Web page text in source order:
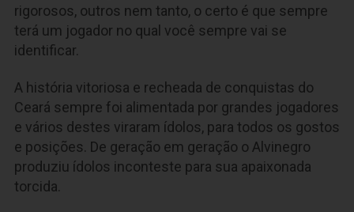
rigorosos, outros nem tanto, o certo é que sempre
terá um jogador no qual você sempre vai se
identificar.
A história vitoriosa e recheada de conquistas do
Ceará sempre foi alimentada por grandes jogadores
e vários destes viraram ídolos, para todos os gostos
e posições. De geração em geração o Alvinegro
produziu ídolos inconteste para sua apaixonada
torcida.